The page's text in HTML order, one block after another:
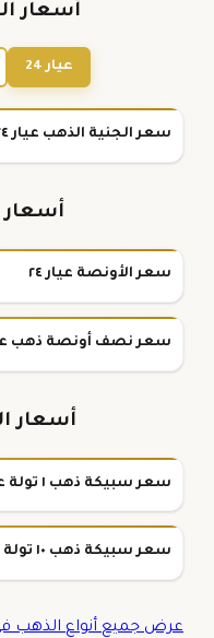
أسعار
عيار 24
سعر الجنية الذهب عيار ٢٤
أسعار
سعر الأونصة عيار ٢٤
سعر نصف أونصة ذهب
أسعار
سعر سبيكة ذهب ١ تولة عيار ٢٤
سعر سبيكة ذهب ١٠ تولة عيار ٢٤
عرض جميع أنواع الذهب